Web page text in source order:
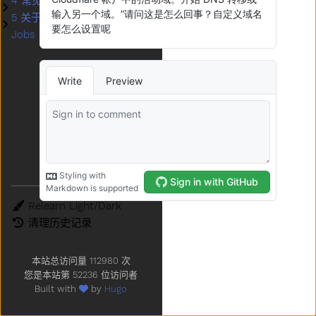
子菜单4 常见问题
子菜单5 关于我们
5 关于我们
Jobs
主题
清理历史记录
本站总访问量 112980 次
您是本站第 52236 位访问者
Built with
by Hugo